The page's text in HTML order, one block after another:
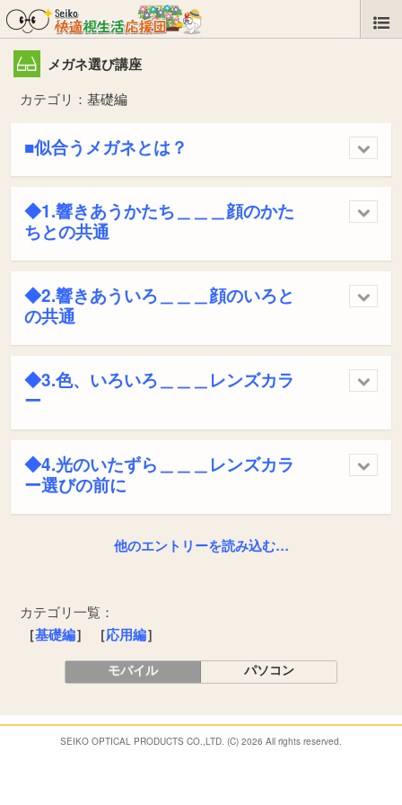
メガネ選び講座
カテゴリ：基礎編
■似合うメガネとは？
◆1.響きあうかたち＿＿＿顔のかた
ちとの共通
◆2.響きあういろ＿＿＿顔のいろと
の共通
◆3.色、いろいろ＿＿＿レンズカラ
ー
◆4.光のいたずら＿＿＿レンズカラ
ー選びの前に
他のエントリーを読み込む…
カテゴリ一覧：
［基礎編］ ［応用編］
モバイル パソコン
SEIKO OPTICAL PRODUCTS CO.,LTD. (C) 2026 All rights reserved.